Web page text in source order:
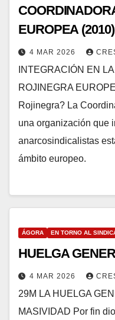
EUROPEA (2010)
4 MAR 2026
INTEGRACIÓN EN
ROJINEGRA
Rojinegra? La
una organización que
anarcosindicalistas
ámbito europeo.
ÁGORA EN TORNO AL
HUELGA
4 MAR 2026
29M LA HUELGA
MASIVIDAD Por fin